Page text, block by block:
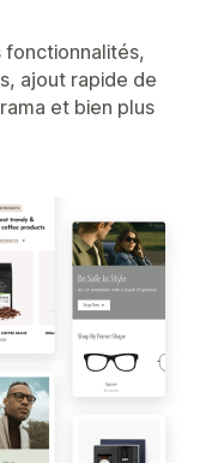
fonctionnalités,
ajout rapide de
et bien plus